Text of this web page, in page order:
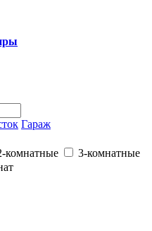
Гараж
комнатные
3-комнатные